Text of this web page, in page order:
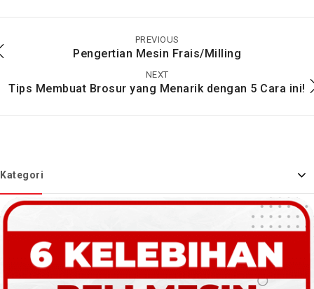
PREVIOUS
Pengertian Mesin Frais/Milling
NEXT
Tips Membuat Brosur yang Menarik dengan 5 Cara ini!
Kategori